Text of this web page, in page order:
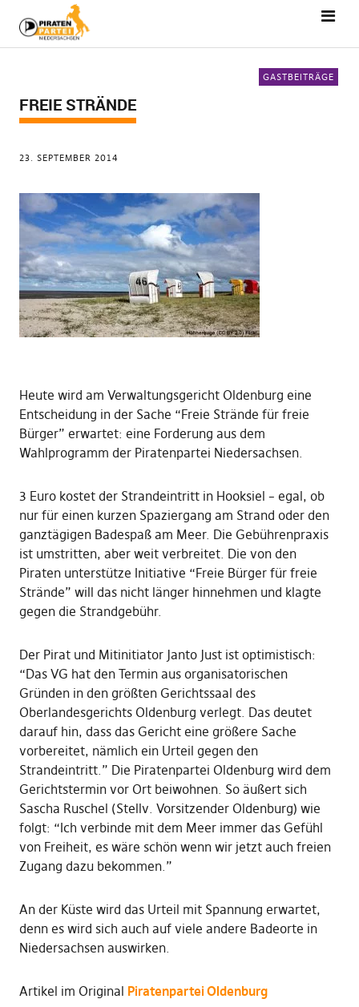
GASTBEITRÄGE
FREIE STRÄNDE
23. SEPTEMBER 2014
Heute wird am Verwaltungsgericht Oldenburg eine
Entscheidung in der Sache “Freie Strände für freie
Bürger” erwartet: eine Forderung aus dem
Wahlprogramm der Piratenpartei Niedersachsen.
3 Euro kostet der Strandeintritt in Hooksiel – egal, ob
nur für einen kurzen Spaziergang am Strand oder den
ganztägigen Badespaß am Meer. Die Gebührenpraxis
ist umstritten, aber weit verbreitet. Die von den
Piraten unterstütze Initiative “Freie Bürger für freie
Strände” will das nicht länger hinnehmen und klagte
gegen die Strandgebühr.
Der Pirat und Mitinitiator Janto Just ist optimistisch:
“Das VG hat den Termin aus organisatorischen
Gründen in den größten Gerichtssaal des
Oberlandesgerichts Oldenburg verlegt. Das deutet
darauf hin, dass das Gericht eine größere Sache
vorbereitet, nämlich ein Urteil gegen den
Strandeintritt.” Die Piratenpartei Oldenburg wird dem
Gerichtstermin vor Ort beiwohnen. So äußert sich
Sascha Ruschel (Stellv. Vorsitzender Oldenburg) wie
folgt: “Ich verbinde mit dem Meer immer das Gefühl
von Freiheit, es wäre schön wenn wir jetzt auch freien
Zugang dazu bekommen.”
An der Küste wird das Urteil mit Spannung erwartet,
denn es wird sich auch auf viele andere Badeorte in
Niedersachsen auswirken.
Artikel im Original Piratenpartei Oldenburg